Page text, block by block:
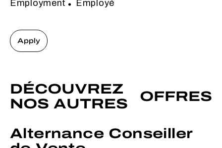
Employment Employé
Apply
DÉCOUVREZ
NOS AUTRES
OFFRES
Alternance Conseiller